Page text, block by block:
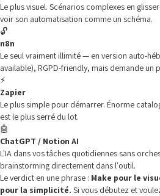
Le plus visuel. Scénarios complexes en
voir son automatisation comme un schéma.
🔓
n8n
Le seul vraiment illimité — en version auto-
available), RGPD-friendly, mais demande un
⚡
Zapier
Le plus simple pour démarrer. Énorme
est le plus serré du lot.
🤖
ChatGPT / Notion AI
L'IA dans vos tâches quotidiennes sans
brainstorming directement dans l'outil.
Le verdict en une phrase : Make pour le
pour la simplicité. Si vous débutez et